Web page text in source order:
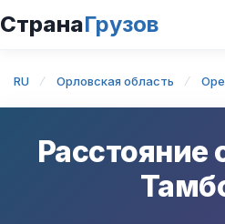
СтранаГрузов
RU Орловская область
Расстояние